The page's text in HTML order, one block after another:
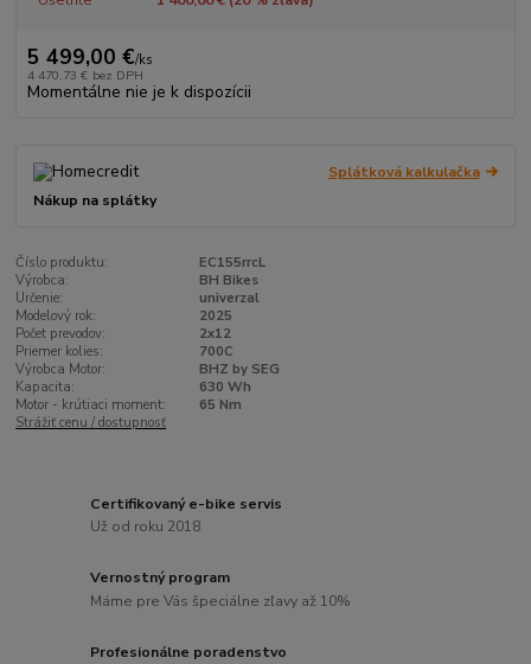
5 499,00 €/ks
4 470,73 € bez DPH
Momentálne nie je k dispozícii
Splátková kalkulačka
Nákup na splátky
Číslo produktu:
EC155rrcL
Výrobca:
BH Bikes
Určenie:
univerzal
Modelový rok:
2025
Počet prevodov:
2x12
Priemer kolies:
700C
Výrobca Motor:
BHZ by SEG
Kapacita:
630 Wh
Motor - krútiaci moment:
65 Nm
Strážiť cenu / dostupnosť
Certifikovaný e-bike servis
Už od roku 2018
Vernostný program
Máme pre Vás špeciálne zľavy až 10%
Profesionálne poradenstvo